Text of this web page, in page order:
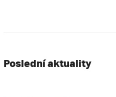
Poslední aktuality